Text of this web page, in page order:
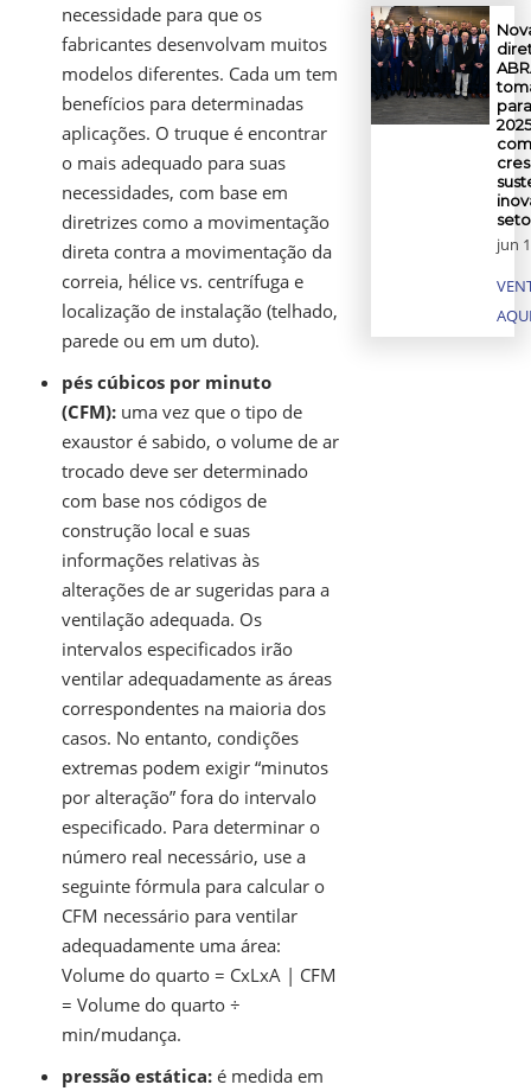
necessidade para que os
fabricantes desenvolvam muitos
modelos diferentes. Cada um tem
benefícios para determinadas
aplicações. O truque é encontrar
o mais adequado para suas
necessidades, com base em
diretrizes como a movimentação
direta contra a movimentação da
correia, hélice vs. centrífuga e
localização de instalação (telhado,
parede ou em um duto).
pés cúbicos por minuto
(CFM): uma vez que o tipo de
exaustor é sabido, o volume de ar
trocado deve ser determinado
com base nos códigos de
construção local e suas
informações relativas às
alterações de ar sugeridas para a
ventilação adequada. Os
intervalos especificados irão
ventilar adequadamente as áreas
correspondentes na maioria dos
casos. No entanto, condições
extremas podem exigir “minutos
por alteração” fora do intervalo
especificado. Para determinar o
número real necessário, use a
seguinte fórmula para calcular o
CFM necessário para ventilar
adequadamente uma área:
Volume do quarto = CxLxA | CFM
= Volume do quarto ÷
min/mudança.
pressão estática: é medida em
jun